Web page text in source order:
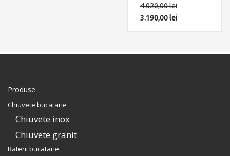
Componente: Chiuveta
Afrodita XL cu 5
4.020,00lei
3.190,00lei
Produse
Chiuvete bucatarie
Chiuvete inox
Chiuvete granit
Baterii bucatarie